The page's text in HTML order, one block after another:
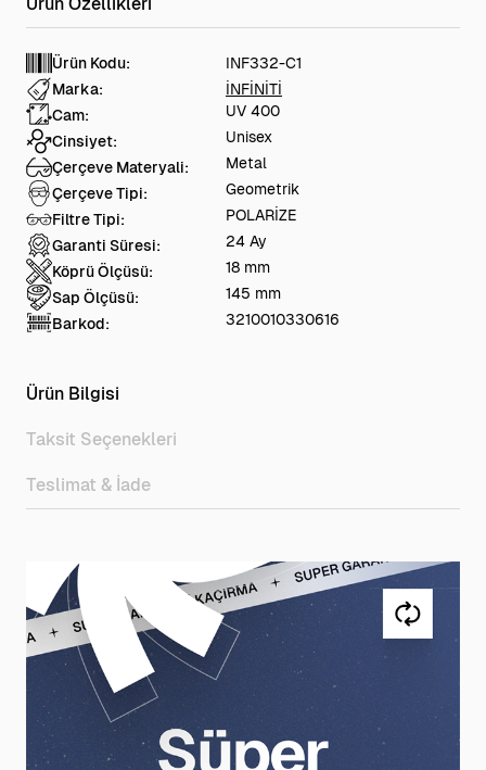
Ürün Kodu:
INF332-C1
Marka:
İNFİNİTİ
Cam:
UV 400
Cinsiyet:
Unisex
Çerçeve Materyali:
Metal
Çerçeve Tipi:
Geometrik
Filtre Tipi:
POLARİZE
Garanti Süresi:
24 Ay
Köprü Ölçüsü:
18 mm
Sap Ölçüsü:
145 mm
Barkod:
3210010330616
Ürün Bilgisi
Taksit Seçenekleri
Teslimat & İade